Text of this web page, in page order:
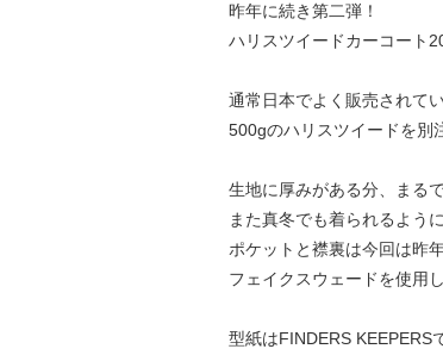
昨年に続き第二弾！
ハリスツイードカーコート
通常日本でよく販売されて
500gのハリスツイードを別
生地に厚みがある分、まる
また真冬でも着られるよう
ポケットと襟裏は今回は昨
フェイクスウェードを使用し
型紙はFINDERS KEEPERS